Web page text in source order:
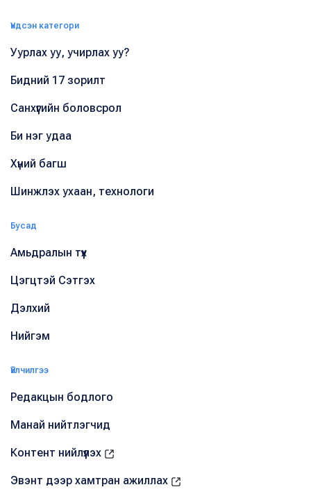
Үндсэн категори
Уурлах уу, учирлах уу?
Бидний 17 зорилт
Санхүүгийн боловсрол
Би нэг удаа
Хүний багш
Шинжлэх ухаан, технологи
Бусад
Амьдралын түүх
Цэгцтэй Сэтгэх
Дэлхий
Нийгэм
Үйлчилгээ
Редакцын бодлого
Манай нийтлэгчид
Контент нийлүүлэх
Эвэнт дээр хамтран ажиллах